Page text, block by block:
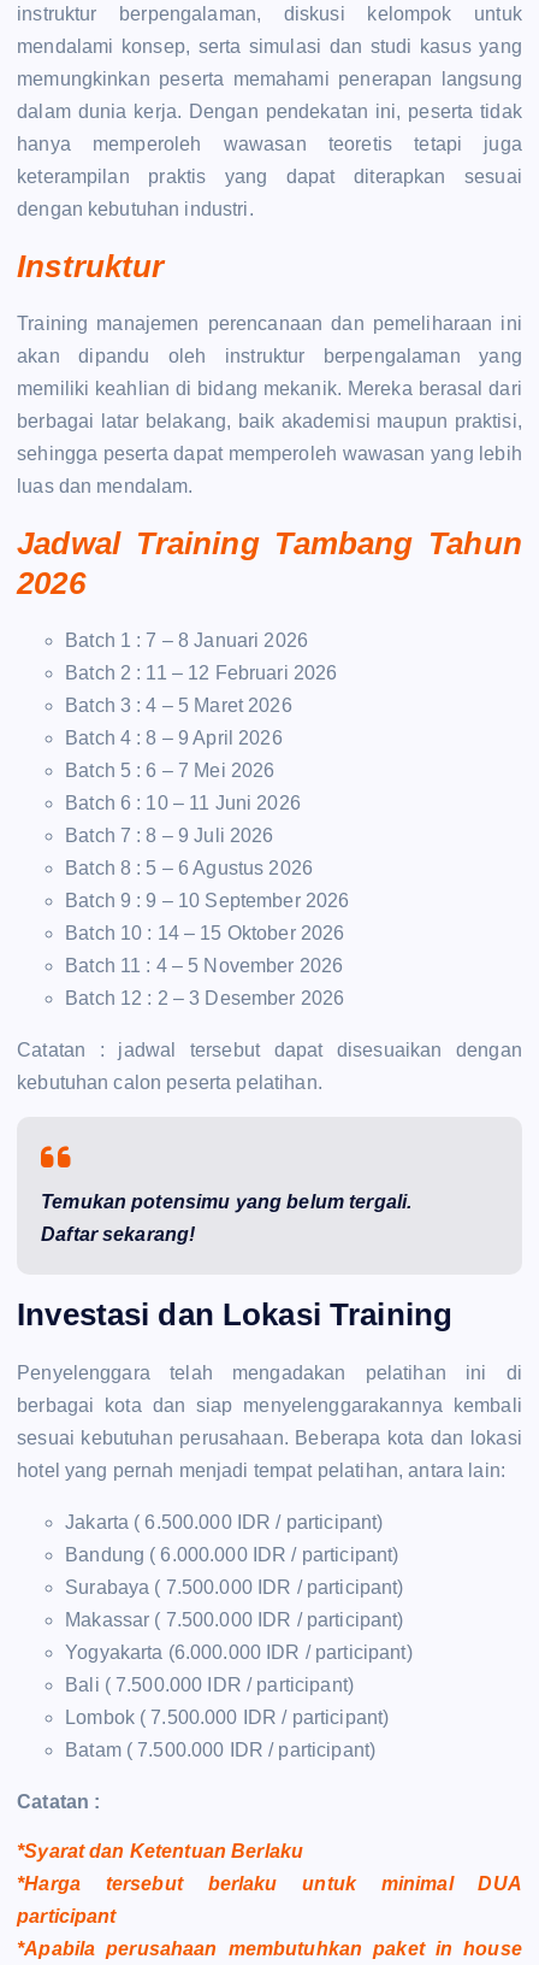
instruktur berpengalaman, diskusi kelompok untuk
mendalami konsep, serta simulasi dan studi kasus yang
memungkinkan peserta memahami penerapan langsung
dalam dunia kerja. Dengan pendekatan ini, peserta tidak
hanya memperoleh wawasan teoretis tetapi juga
keterampilan praktis yang dapat diterapkan sesuai
dengan kebutuhan industri.
Instruktur
Training manajemen perencanaan dan pemeliharaan ini
akan dipandu oleh instruktur berpengalaman yang
memiliki keahlian di bidang mekanik. Mereka berasal dari
berbagai latar belakang, baik akademisi maupun praktisi,
sehingga peserta dapat memperoleh wawasan yang lebih
luas dan mendalam.
Jadwal Training Tambang Tahun
2026
Batch 1 : 7 – 8 Januari 2026
Batch 2 : 11 – 12 Februari 2026
Batch 3 : 4 – 5 Maret 2026
Batch 4 : 8 – 9 April 2026
Batch 5 : 6 – 7 Mei 2026
Batch 6 : 10 – 11 Juni 2026
Batch 7 : 8 – 9 Juli 2026
Batch 8 : 5 – 6 Agustus 2026
Batch 9 : 9 – 10 September 2026
Batch 10 : 14 – 15 Oktober 2026
Batch 11 : 4 – 5 November 2026
Batch 12 : 2 – 3 Desember 2026
Catatan : jadwal tersebut dapat disesuaikan dengan
kebutuhan calon peserta pelatihan.
Temukan potensimu yang belum tergali.
Daftar sekarang!
Investasi dan Lokasi Training
Penyelenggara telah mengadakan pelatihan ini di
berbagai kota dan siap menyelenggarakannya kembali
sesuai kebutuhan perusahaan. Beberapa kota dan lokasi
hotel yang pernah menjadi tempat pelatihan, antara lain:
Jakarta ( 6.500.000 IDR / participant)
Bandung ( 6.000.000 IDR / participant)
Surabaya ( 7.500.000 IDR / participant)
Makassar ( 7.500.000 IDR / participant)
Yogyakarta (6.000.000 IDR / participant)
Bali ( 7.500.000 IDR / participant)
Lombok ( 7.500.000 IDR / participant)
Batam ( 7.500.000 IDR / participant)
Catatan :
*Syarat dan Ketentuan Berlaku
*Harga tersebut berlaku untuk minimal DUA
participant
*Apabila perusahaan membutuhkan paket in house